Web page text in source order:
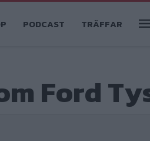
PODCAST TRÄFFAR
Ford